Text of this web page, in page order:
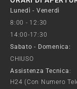
Lunedì - Venerdì
8:00 - 12:30
14:00-17:30
Sabato - Domenica:
CHIUSO
Assistenza Tecnica:
H24 (con Numero